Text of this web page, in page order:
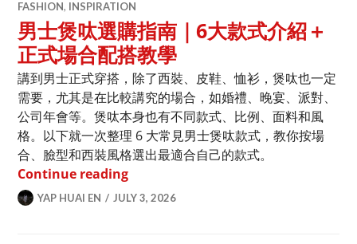
FASHION, INSPIRATION
男士煲呔選購指南｜6大款式介紹＋
正式場合配搭教學
講到男士正式穿搭，除了西裝、皮鞋、恤衫，煲呔也一定
需要，尤其是在比較講究的場合，如婚禮、晚宴、派對、
公司年會等。煲呔本身也有不同款式、比例、面料和風
格。以下就一次整理 6 大常見男士煲呔款式，教你按場
合、臉型和西裝風格選出最適合自己的款式。
Continue reading男士煲呔選購指南｜6大款式介紹＋正式
YAP HUAI EN JULY 3, 2026